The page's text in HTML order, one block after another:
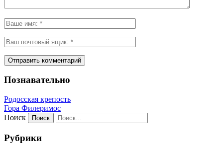
Познавательно
Родосская крепость
Гора Филеримос
Поиск
Рубрики